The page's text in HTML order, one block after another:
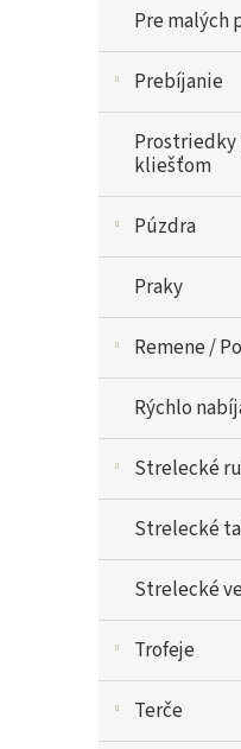
Pre malých
Prebíjanie
kliešťom
Púzdra
Praky
Remene /
Rýchlo
Strelecké
Strelecké
Strelecké
Trofeje
Terče